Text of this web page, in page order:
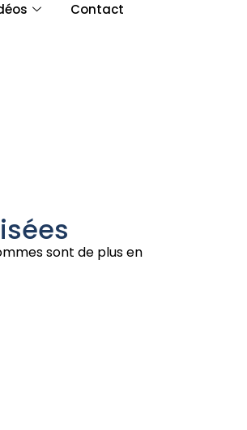
Contact
sont de plus en